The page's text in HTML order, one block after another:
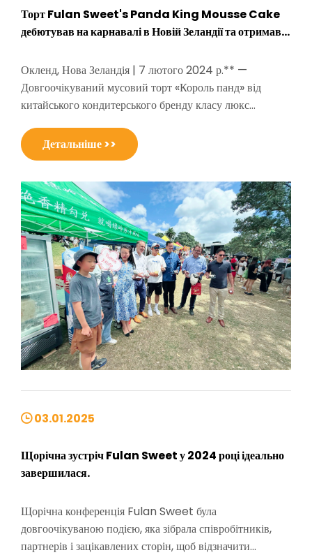
Торт Fulan Sweet's Panda King Mousse Cake
дебютував на карнавалі в Новій Зеландії та отримав
Окленд, Нова Зеландія | 7 лютого 2024 р.** —
Довгоочікуваний мусовий торт «Король панд» від
китайського кондитерського бренду класу люкс
Новій Зеландії 7 лютого, привабивши натовпи
захоплених відвідувачів і високопоставлених гостей, у
Детальніше >>
03.01.2025
Щорічна зустріч Fulan Sweet у 2024 році ідеально
завершилася.
Щорічна конференція Fulan Sweet була
довгоочікуваною подією, яка зібрала співробітників,
партнерів і зацікавлених сторін, щоб відзначити